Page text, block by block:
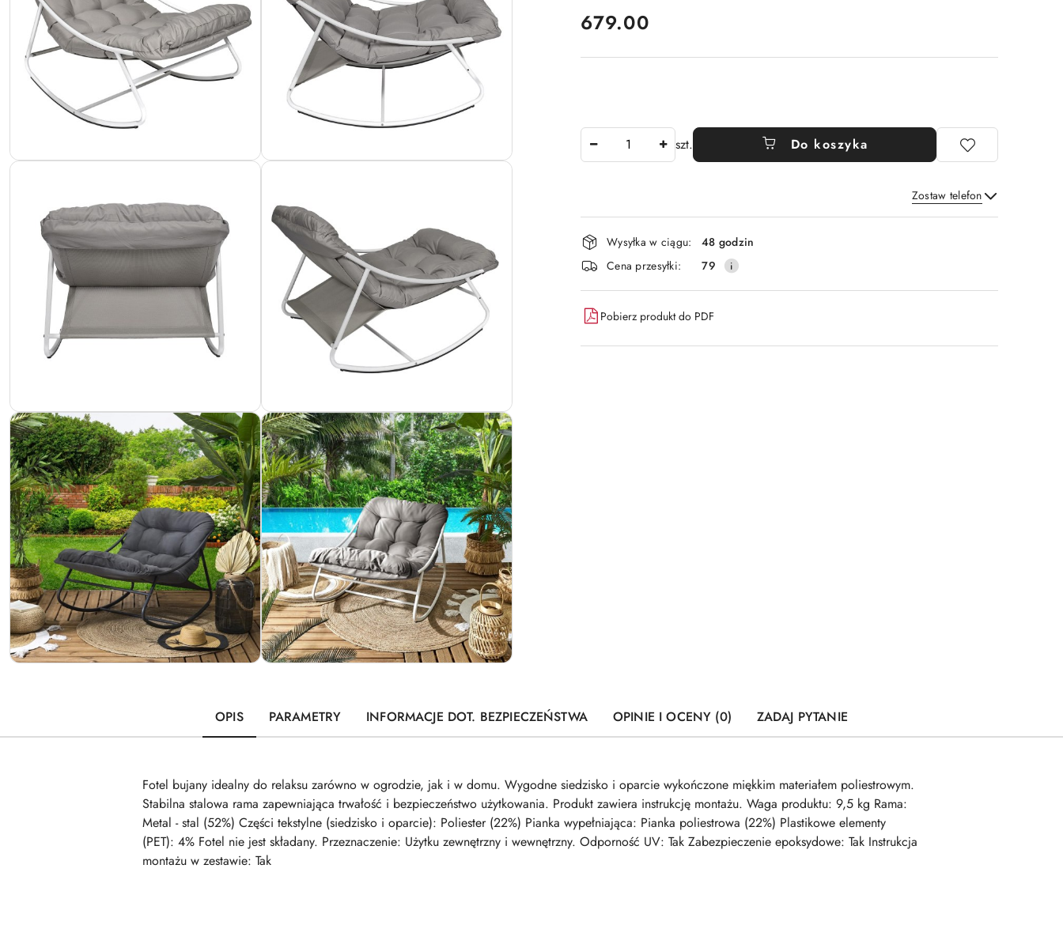
cena:
679.00
szt. Do koszyka
Zostaw telefon
Wyślij
Dostępność
i
dostawa
Wysyłka w ciągu:
48 godzin
Cena przesyłki:
79
Pobierz produkt do PDF
OPIS PARAMETRY INFORMACJE DOT. BEZPIECZEŃSTWA OPINIE I OCENY (0) ZADAJ PYTANIE
Fotel bujany idealny do relaksu zarówno w ogrodzie, jak i w domu. Wygodne siedzisko i oparcie wykończone miękkim materiałem poliestrowym.
Stabilna stalowa rama zapewniająca trwałość i bezpieczeństwo użytkowania. Produkt zawiera instrukcję montażu. Waga produktu: 9,5 kg Rama:
Metal - stal (52%) Części tekstylne (siedzisko i oparcie): Poliester (22%) Pianka wypełniająca: Pianka poliestrowa (22%) Plastikowe elementy
(PET): 4% Fotel nie jest składany. Przeznaczenie: Użytku zewnętrzny i wewnętrzny. Odporność UV: Tak Zabezpieczenie epoksydowe: Tak Instrukcja
montażu w zestawie: Tak